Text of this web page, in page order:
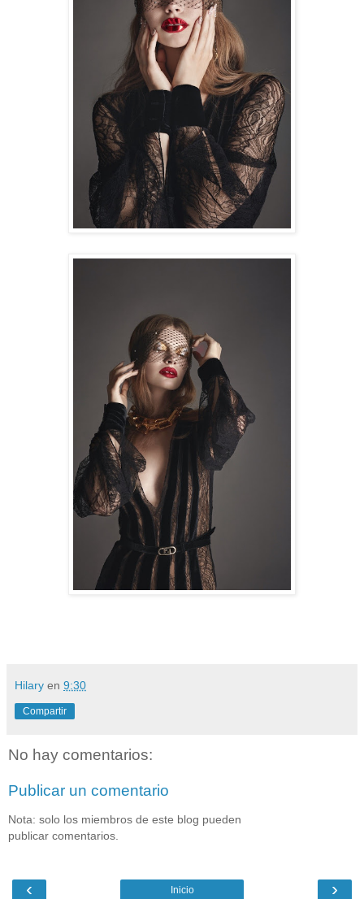
Hilary en 9:30
Compartir
No hay comentarios:
Publicar un comentario
Nota: solo los miembros de este blog pueden
publicar comentarios.
‹ ›
Inicio